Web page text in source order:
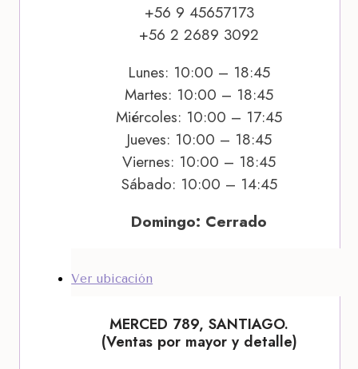
+56 9 45657173
+56 2 2689 3092
Lunes: 10:00 – 18:45
Martes: 10:00 – 18:45
Miércoles: 10:00 – 17:45
Jueves: 10:00 – 18:45
Viernes: 10:00 – 18:45
Sábado: 10:00 – 14:45
Domingo: Cerrado
Ver ubicación
MERCED 789, SANTIAGO.
(Ventas por mayor y detalle)